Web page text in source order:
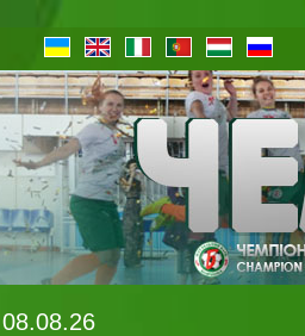
08.08.26